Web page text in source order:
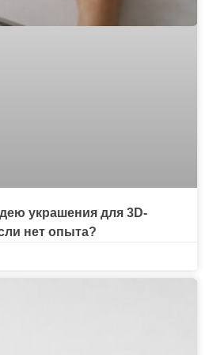
украшения для 3D-
нет опыта?